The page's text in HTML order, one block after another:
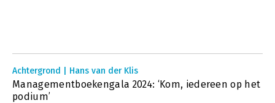
Achtergrond | Hans van der Klis
Managementboekengala 2024: ‘Kom, iedereen op het
podium’